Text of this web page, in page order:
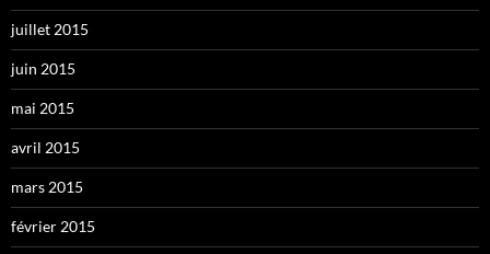
juillet 2015
juin 2015
mai 2015
avril 2015
mars 2015
février 2015